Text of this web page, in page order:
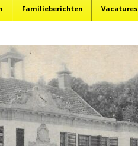
Familieberichten Vacatures